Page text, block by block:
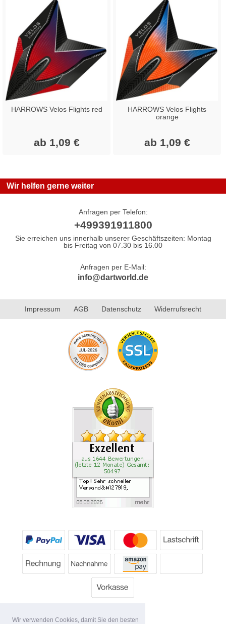
Wir verwenden Cookies, damit Sie den besten
HARROWS Velos Flights red
ab 1,09 €
HARROWS Velos Flights
orange
ab 1,09 €
Wir helfen gerne weiter
Anfragen per Telefon:
+499391911800
Sie erreichen uns innerhalb unserer Geschäftszeiten: Montag
bis Freitag von 07.30 bis 16.00
Anfragen per E-Mail:
info@dartworld.de
Impressum AGB Datenschutz Widerrufsrecht